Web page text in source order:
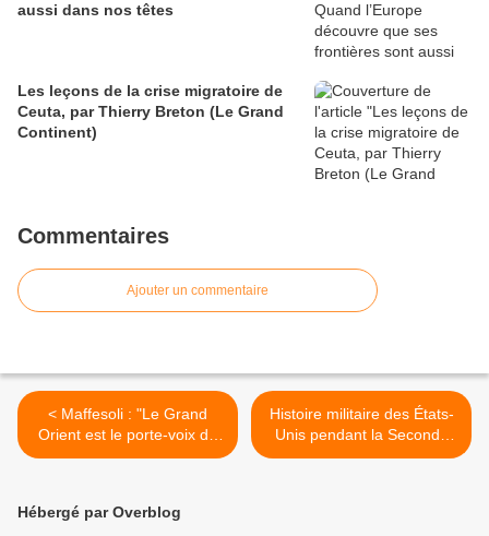
aussi dans nos têtes
Les leçons de la crise migratoire de
Ceuta, par Thierry Breton (Le Grand
Continent)
Commentaires
Ajouter un commentaire
< Maffesoli : "Le Grand
Orient est le porte-voix de
la décadence woke" -
Stratèges)
Histoire militaire des États-
Unis pendant la Seconde
Guerre mondiale -
Hébergé par Overblog